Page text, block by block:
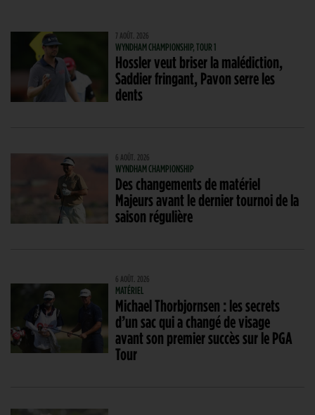
7 AOÛT. 2026
WYNDHAM CHAMPIONSHIP, TOUR 1
Hossler veut briser la malédiction,
Saddier fringant, Pavon serre les
dents
6 AOÛT. 2026
WYNDHAM CHAMPIONSHIP
Des changements de matériel
Majeurs avant le dernier tournoi de la
saison régulière
6 AOÛT. 2026
MATÉRIEL
Michael Thorbjornsen : les secrets
d’un sac qui a changé de visage
avant son premier succès sur le PGA
Tour